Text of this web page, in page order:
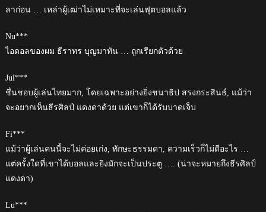
ลาก่อน … เหล่าผู้เฒ่าไม่เหมาะที่จะเล่นฟุตบอลแล้ว
Nu***
ไอดอลของผม ธีราทร บุญมาทัน … ถูกเรียกตัวด้วย
Jul***
ชื่นชอบผู้เล่นไทยมาก, โดยเฉพาะอย่างยิ่งชนาธิป สรงกระสินธ์, แม้ว่า
จะอยากเห็นธีรศิลป์ แดงดาด้วย แต่เขาก็ได้รับบาดเจ็บ
Fi***
แม้ว่าผู้เล่นคนนี้จะไม่ค่อยเก่ง, ทักษะธรรมดา, ความเร็วก็ไม่ดีอะไร …
แต่ครั้งใดที่เขาได้บอลและยิงมักจะเป็นประตู …. (น่าจะหมายถึงธีรศิลป์
แดงดา)
Lu***